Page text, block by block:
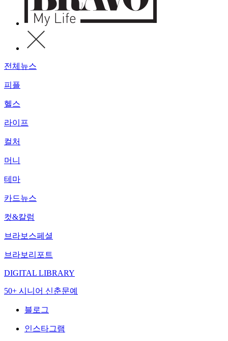
전체뉴스
피플
헬스
라이프
컬처
머니
테마
카드뉴스
컷&칼럼
브라보스페셜
브라보리포트
DIGITAL LIBRARY
50+ 시니어 신춘문예
블로그
인스타그램